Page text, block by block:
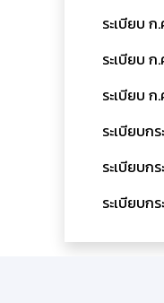
ระเบียบ
ระเบียบ
ระเบียบ
ระเบียบก
ระเบียบก
ระเบียบก